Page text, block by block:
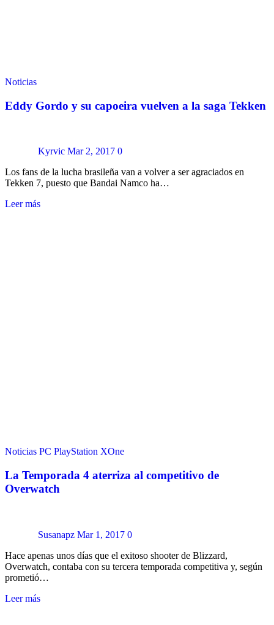
Noticias
Eddy Gordo y su capoeira vuelven a la saga Tekken
Kyrvic Mar 2, 2017 0
Los fans de la lucha brasileña van a volver a ser agraciados en
Tekken 7, puesto que Bandai Namco ha…
Leer más
Noticias PC PlayStation XOne
La Temporada 4 aterriza al competitivo de
Overwatch
Susanapz Mar 1, 2017 0
Hace apenas unos días que el exitoso shooter de Blizzard,
Overwatch, contaba con su tercera temporada competitiva y, según
prometió…
Leer más